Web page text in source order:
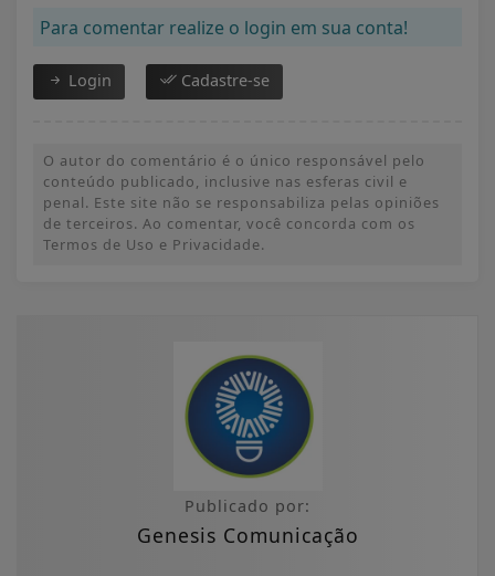
Para comentar realize o login em sua conta!
Login Cadastre-se
O autor do comentário é o único responsável pelo
conteúdo publicado, inclusive nas esferas civil e
penal. Este site não se responsabiliza pelas opiniões
de terceiros. Ao comentar, você concorda com os
Termos de Uso e Privacidade.
Publicado por:
Genesis Comunicação